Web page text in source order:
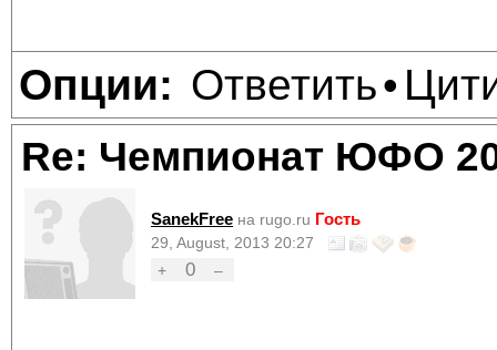
Опции: Ответить•
Re: Чемпионат ЮФО
SanekFree на rugo.ru Гость
29, August, 2013 20:27
+
0 –